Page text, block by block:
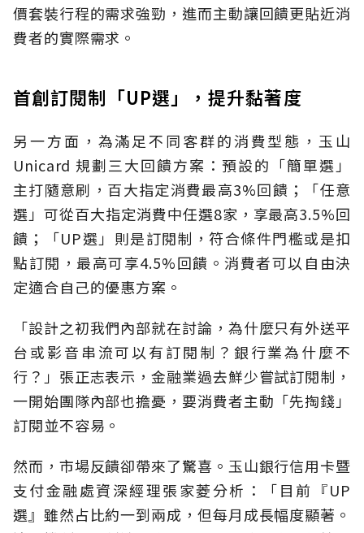
價套裝行程的需求強勁，進而主動讓回饋更貼近消
費者的實際需求。
首創訂閱制「UP選」，提升黏著度
另一方面，為滿足不同客群的消費型態，玉山
Unicard 規劃三大回饋方案：預設的「簡單選」
主打隨意刷，百大指定消費最高3%回饋；「任意
選」可從百大指定消費中任選8家，享最高3.5%回
饋；「UP選」則是訂閱制，符合條件門檻或是扣
點訂閱，最高可享4.5%回饋。消費者可以自由決
定適合自己的優惠方案。
「設計之初我們內部就在討論，為什麼只有外送平
台或影音串流可以有訂閱制？銀行業為什麼不
行？」張正志表示，金融業過去鮮少嘗試訂閱制，
一開始團隊內部也擔憂，要消費者主動「先掏錢」
訂閱並不容易。
然而，市場反饋卻帶來了驚喜。玉山銀行信用卡暨
支付金融處資深經理張家菱分析：「目前『UP
選』雖然占比約一到兩成，但每月成長幅度顯著。